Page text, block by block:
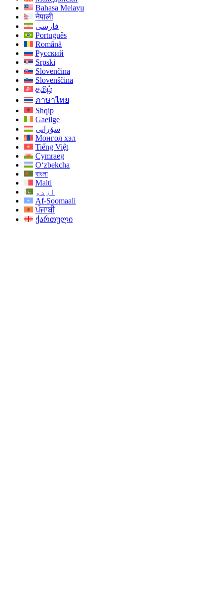
Bahasa Melayu
नेपाली
فارسی
Português
Română
Русский
Srpski
Slovenčina
Slovenščina
தமிழ்
ภาษาไทย
Shqip
Gaeilge
سۆرانی
Монгол хэл
Tiếng Việt
Cymraeg
O‘zbekcha
বাংলা
Malti
اردو
Af-Soomaali
ਪੰਜਾਬੀ
ქართული